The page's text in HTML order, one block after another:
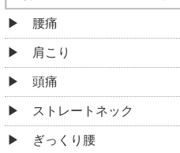
腰痛
肩こり
頭痛
ストレートネック
ぎっくり腰